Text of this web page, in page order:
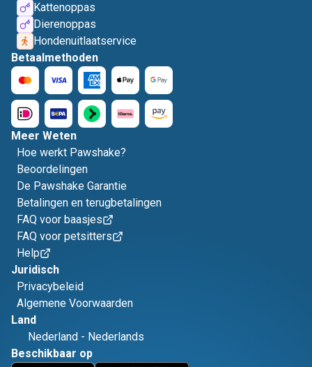
Kattenoppas
Dierenoppas
Hondenuitlaatservice
Betaalmethoden
Meer Weten
Hoe werkt Pawshake?
Beoordelingen
De Pawshake Garantie
Betalingen en terugbetalingen
FAQ voor baasjes
FAQ voor petsitters
Help
Juridisch
Privacybeleid
Algemene Voorwaarden
Land
Nederland - Nederlands
Beschikbaar op